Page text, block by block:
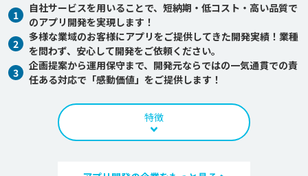
1
自社サービスを用いることで、短納期・低コスト・高い品質で
のアプリ開発を実現します！
2
多様な業域のお客様にアプリをご提供してきた開発実績！業種
を問わず、安心して開発をご依頼ください。
3
企画提案から運用保守まで、開発元ならではの一気通貫での責
任ある対応で「感動価値」をご提供します！
特徴